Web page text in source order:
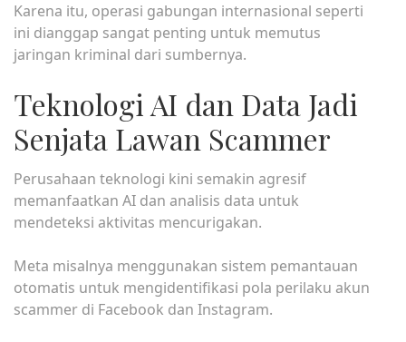
Karena itu, operasi gabungan internasional seperti
ini dianggap sangat penting untuk memutus
jaringan kriminal dari sumbernya.
Teknologi AI dan Data Jadi
Senjata Lawan Scammer
Perusahaan teknologi kini semakin agresif
memanfaatkan AI dan analisis data untuk
mendeteksi aktivitas mencurigakan.
Meta misalnya menggunakan sistem pemantauan
otomatis untuk mengidentifikasi pola perilaku akun
scammer di Facebook dan Instagram.